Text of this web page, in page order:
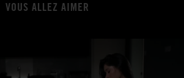
VOUS ALLEZ AIMER